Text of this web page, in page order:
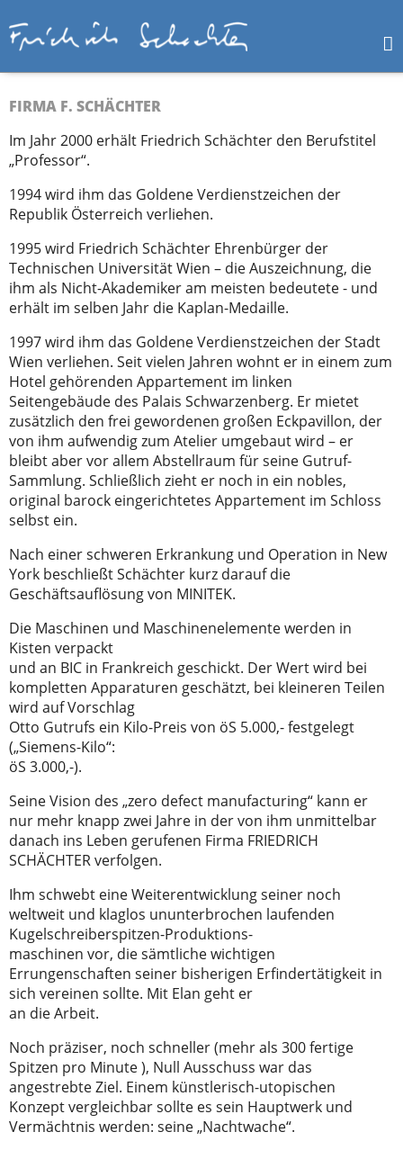
FIRMA F. SCHÄCHTER
Im Jahr 2000 erhält Friedrich Schächter den Berufstitel
„Professor“.
1994 wird ihm das Goldene Verdienstzeichen der
Republik Österreich verliehen.
1995 wird Friedrich Schächter Ehrenbürger der
Technischen Universität Wien – die Auszeichnung, die
ihm als Nicht-Akademiker am meisten bedeutete - und
erhält im selben Jahr die Kaplan-Medaille.
1997 wird ihm das Goldene Verdienstzeichen der Stadt
Wien verliehen. Seit vielen Jahren wohnt er in einem zum
Hotel gehörenden Appartement im linken
Seitengebäude des Palais Schwarzenberg. Er mietet
zusätzlich den frei gewordenen großen Eckpavillon, der
von ihm aufwendig zum Atelier umgebaut wird – er
bleibt aber vor allem Abstellraum für seine Gutruf-
Sammlung. Schließlich zieht er noch in ein nobles,
original barock eingerichtetes Appartement im Schloss
selbst ein.
Nach einer schweren Erkrankung und Operation in New
York beschließt Schächter kurz darauf die
Geschäftsauflösung von MINITEK.
Die Maschinen und Maschinenelemente werden in
Kisten verpackt
und an BIC in Frankreich geschickt. Der Wert wird bei
kompletten Apparaturen geschätzt, bei kleineren Teilen
wird auf Vorschlag
Otto Gutrufs ein Kilo-Preis von öS 5.000,- festgelegt
(„Siemens-Kilo“:
öS 3.000,-).
Seine Vision des „zero defect manufacturing“ kann er
nur mehr knapp zwei Jahre in der von ihm unmittelbar
danach ins Leben gerufenen Firma FRIEDRICH
SCHÄCHTER verfolgen.
Ihm schwebt eine Weiterentwicklung seiner noch
weltweit und klaglos ununterbrochen laufenden
Kugelschreiberspitzen-Produktions-
maschinen vor, die sämtliche wichtigen
Errungenschaften seiner bisherigen Erfindertätigkeit in
sich vereinen sollte. Mit Elan geht er
an die Arbeit.
Noch präziser, noch schneller (mehr als 300 fertige
Spitzen pro Minute ), Null Ausschuss war das
angestrebte Ziel. Einem künstlerisch-utopischen
Konzept vergleichbar sollte es sein Hauptwerk und
Vermächtnis werden: seine „Nachtwache“.